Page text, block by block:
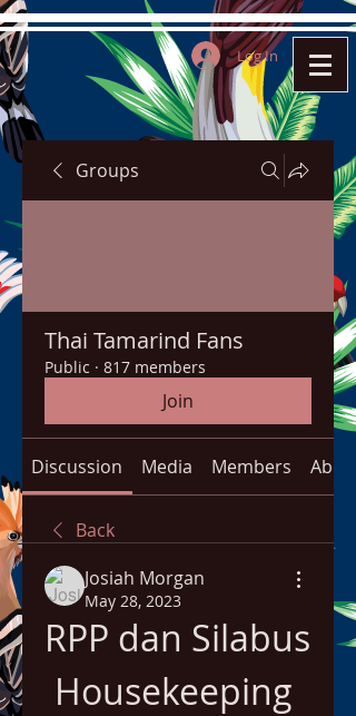
Log In
Groups
Thai Tamarind Fans
Public · 817 members
Join
Discussion Media Members About
Back
Josiah Morgan
May 28, 2023
RPP dan Silabus
Housekeeping